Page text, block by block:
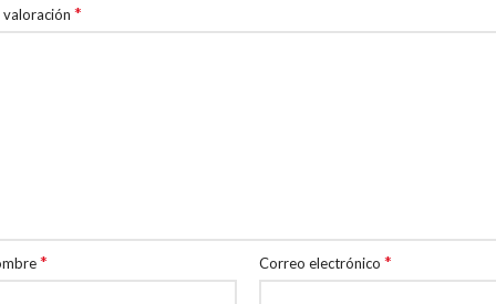
valoración *
* Correo electrónico *